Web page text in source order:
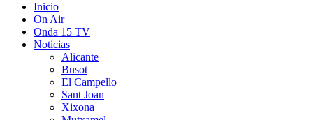
Inicio
On Air
Onda 15 TV
Noticias
Alicante
Busot
El Campello
Sant Joan
Xixona